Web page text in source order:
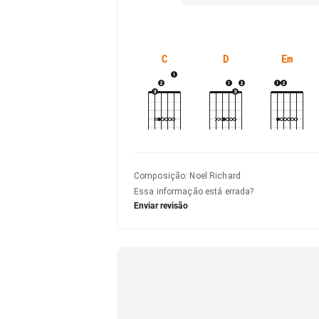
C D Em
Composição: Noel Richard
Essa informação está errada?
Enviar revisão